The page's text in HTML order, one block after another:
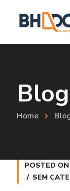
Blog
Home
POSTED ON
SEM